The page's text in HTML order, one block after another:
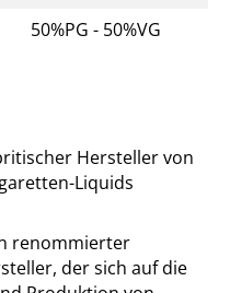
50%PG - 50%VG
Hersteller von
Liquids
renommierter
der sich auf die